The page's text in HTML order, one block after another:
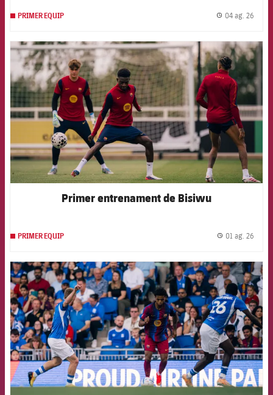
PRIMER EQUIP 04 ag. 26
FCB Barcelona badge
Primer entrenament de Bisiwu
PRIMER EQUIP 01 ag. 26
FCB Barcelona badge